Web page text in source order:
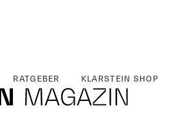
RATGEBER KLARSTEIN SHOP